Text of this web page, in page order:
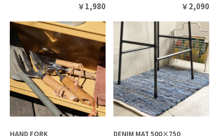
￥1,980 ￥2,090
HAND FORK DENIM MAT 500×750